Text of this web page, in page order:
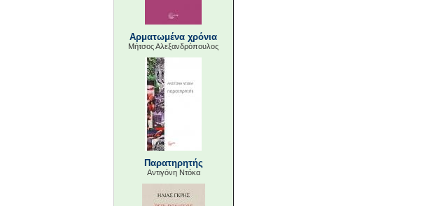
Αρματωμένα χρόνια
Μήτσος Αλεξανδρόπουλος
Παρατηρητής
Αντιγόνη Ντόκα